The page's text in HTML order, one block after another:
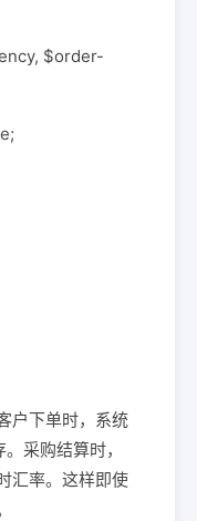
$order-
户下单时，系统
采购结算时，
汇率。这样即使